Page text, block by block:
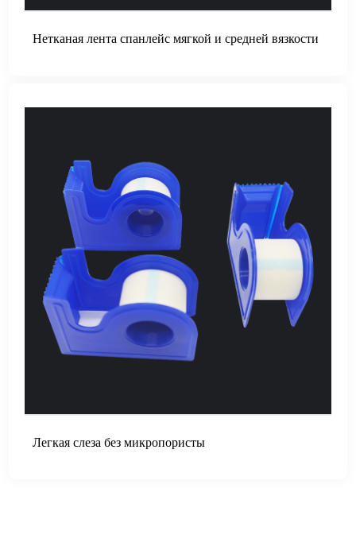
Нетканая лента спанлейс мягкой и средней вязкости
Легкая слеза без микропористы